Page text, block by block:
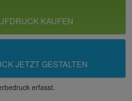
KAUFEN
JETZT GESTALTEN
erfasst.